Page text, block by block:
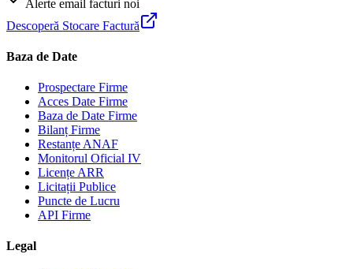
Alerte email facturi noi
Descoperă Stocare Factură
Baza de Date
Prospectare Firme
Acces Date Firme
Baza de Date Firme
Bilanț Firme
Restanțe ANAF
Monitorul Oficial IV
Licențe ARR
Licitații Publice
Puncte de Lucru
API Firme
Legal